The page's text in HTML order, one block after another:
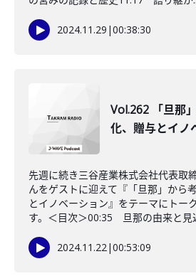
2024.11.29 |00:38:30
Vol.262 「旦那
化、贈与とイノ
先週に続き三谷産業株式会社代表取
んをゲストに迎えて『「旦那」から
とイノベーション』をテーマにトー
す。＜目次＞00:35 旦那の由来と見
2024.11.22|00:53:09